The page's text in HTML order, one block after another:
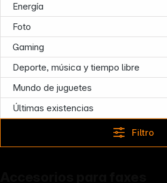
Energía
Foto
Gaming
Deporte, música y tiempo libre
Mundo de juguetes
Últimas existencias
Filtro